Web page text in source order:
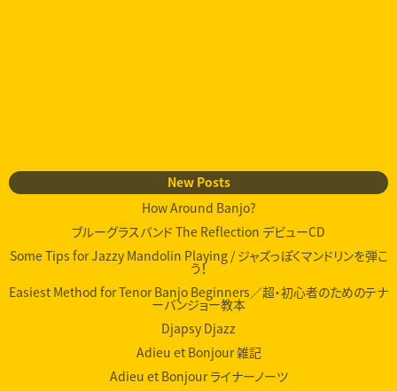
New Posts
How Around Banjo?
ブルーグラスバンド The Reflection デビューCD
Some Tips for Jazzy Mandolin Playing / ジャズっぽくマンドリンを弾こ
う！
Easiest Method for Tenor Banjo Beginners／超・初心者のためのテナ
ーバンジョー教本
Djapsy Djazz
Adieu et Bonjour 雑記
Adieu et Bonjour ライナーノーツ